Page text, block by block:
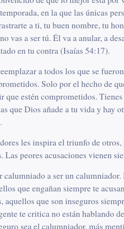
en la que las únicas
a ti, tu buen nombre, tu
vas a ser tú. Él va a anular, a
en tu contra (Isaías 54:17).
a todos los que se
Solo por el hecho de
que estén comprometidos.
que Dios añade a tu vida y hay
les inspira el triunfo de
Las peores acusaciones vienen
calumniado a ser un
que engañan siempre te
aquellos que son inseguros
te critica no están hablando
sea el calumniador, más